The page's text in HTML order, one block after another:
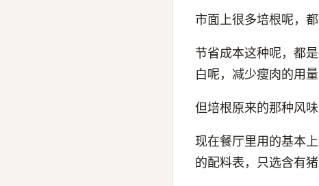
市面上很多培根呢，
节省成本这种呢，都
白呢，减少瘦肉的用
但培根原来的那种风味
现在餐厅里用的基本
的配料表，只选含有